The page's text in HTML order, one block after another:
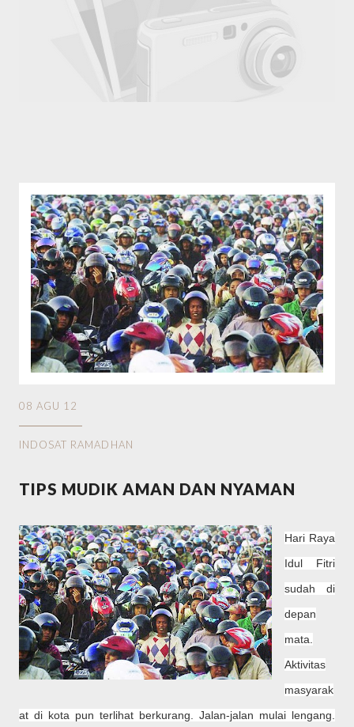
08 AGU 12
INDOSAT RAMADHAN
TIPS MUDIK AMAN DAN NYAMAN
Hari Raya
Idul Fitri
sudah di
depan
mata.
Aktivitas
masyarak
at di kota pun terlihat berkurang. Jalan-jalan mulai lengang.